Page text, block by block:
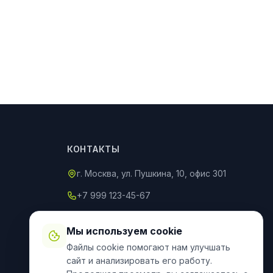
КОНТАКТЫ
г. Москва, ул. Пушкина, 10, офис 301
+7 999 123-45-67
Пн–Пт: 9:00–20:00, Сб–Вс: 10:00–
18:00
Мы используем cookie
Файлы cookie помогают нам улучшать
сайт и анализировать его работу.